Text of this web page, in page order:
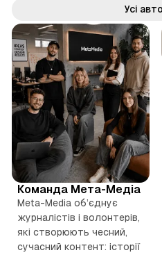
и
д
л
я
P
R
і
р
о
з
м
Усі
В
е
б
с
а
т
X
LinkedIn
Threads
Mastodon
TikTok
YouTube
Instagram
Команда Мета-Медіа
Meta-Media об’єднує
журналістів і волонтерів,
які створюють чесний,
сучасний контент: історії